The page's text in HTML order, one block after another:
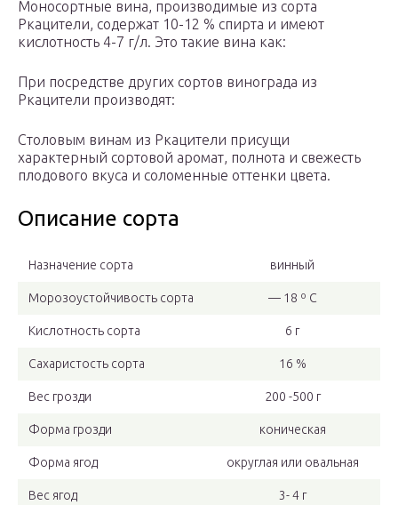
Моносортные вина, производимые из сорта
Ркацители, содержат 10-12 % спирта и имеют
кислотность 4-7 г/л. Это такие вина как:
При посредстве других сортов винограда из
Ркацители производят:
Столовым винам из Ркацители присущи
характерный сортовой аромат, полнота и свежесть
плодового вкуса и соломенные оттенки цвета.
Описание сорта
Назначение сорта винный
Морозоустойчивость сорта — 18 º С
Кислотность сорта 6 г
Сахаристость сорта 16 %
Вес грозди 200 -500 г
Форма грозди коническая
Форма ягод округлая или овальная
Вес ягод 3- 4 г